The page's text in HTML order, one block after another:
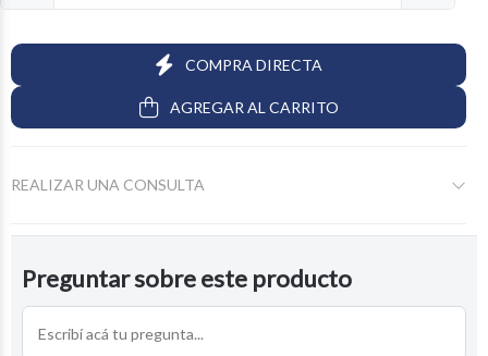
COMPRA DIRECTA
AGREGAR AL CARRITO
REALIZAR UNA CONSULTA
Preguntar sobre este producto